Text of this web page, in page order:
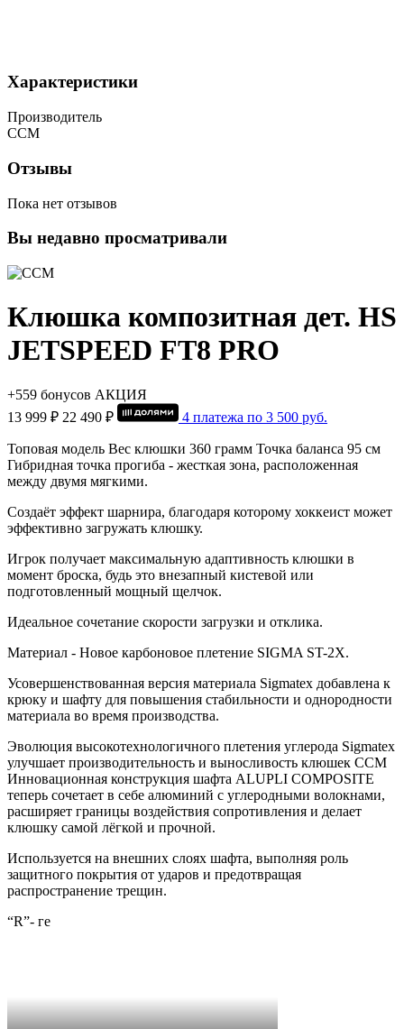
Характеристики
Производитель
CCM
Отзывы
Пока нет отзывов
Вы недавно просматривали
Клюшка композитная дет. HS
JETSPEED FT8 PRO
+559 бонусов АКЦИЯ
13 999 ₽ 22 490 ₽ 4 платежа по 3 500 руб.
Топовая модель Вес клюшки 360 грамм Точка баланса 95 см
Гибридная точка прогиба - жесткая зона, расположенная
между двумя мягкими.
Создаёт эффект шарнира, благодаря которому хоккеист может
эффективно загружать клюшку.
Игрок получает максимальную адаптивность клюшки в
момент броска, будь это внезапный кистевой или
подготовленный мощный щелчок.
Идеальное сочетание скорости загрузки и отклика.
Материал - Новое карбоновое плетение SIGMA ST-2X.
Усовершенствованная версия материала Sigmatex добавлена к
крюку и шафту для повышения стабильности и однородности
материала во время производства.
Эволюция высокотехнологичного плетения углерода Sigmatex
улучшает производительность и выносливость клюшек ССМ
Инновационная конструкция шафта ALUPLI COMPOSITE
теперь сочетает в себе алюминий с углеродными волокнами,
расширяет границы воздействия сопротивления и делает
клюшку самой лёгкой и прочной.
Используется на внешних слоях шафта, выполняя роль
защитного покрытия от ударов и предотвращая
распространение трещин.
“R”- ге